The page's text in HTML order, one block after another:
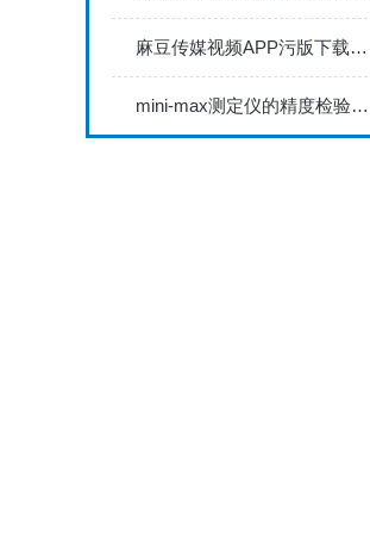
麻豆传媒视频APP污版下载网站麻豆视频APP下载IOS具备数据存储和传输功能
mini-max测定仪的精度检验与校准方法探讨